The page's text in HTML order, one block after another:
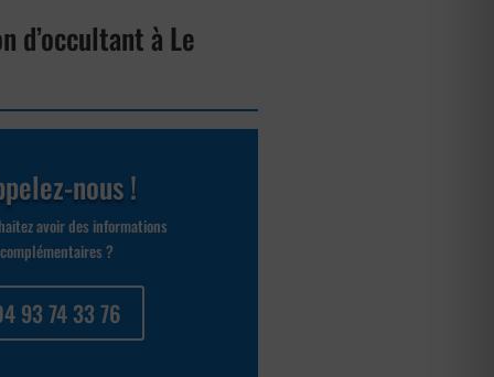
d’occultant à Le
nous !
avoir des informations
complémentaires ?
93 74 33 76